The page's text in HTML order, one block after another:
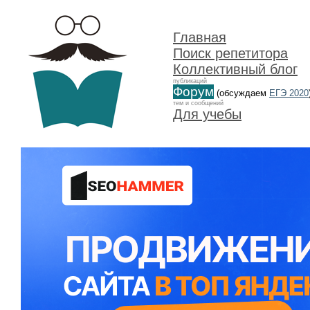
Главная
Поиск репетитора
Коллективный блог
публикаций
Форум (обсуждаем ЕГЭ 2020
тем и сообщений
Для учебы